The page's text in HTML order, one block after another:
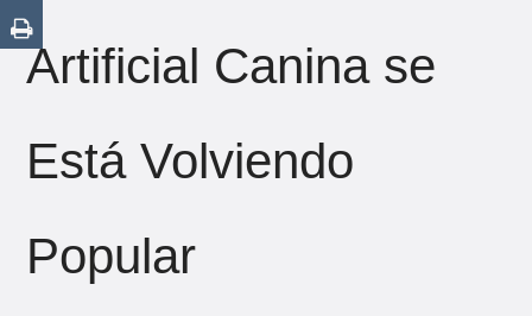
Artificial Canina se
Está Volviendo
Popular